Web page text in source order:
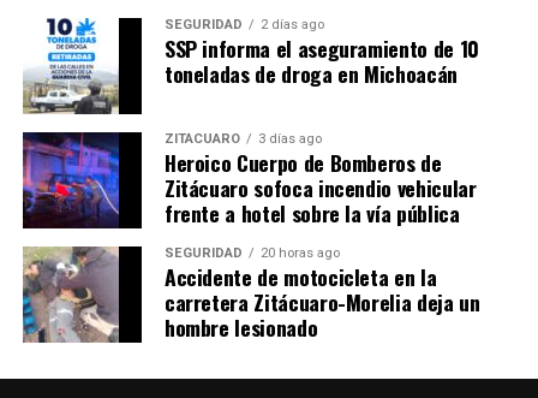
Relacionado
Más de 123 mil Consultas
Nutricionales para Combatir
la Desnutrición Infantil en
Michoacán
22 septiembre, 2024
En "Michoacán"
SSM ofrece control
menores de 10 años
7 noviembre, 2023
En "Michoacán"
SEGURIDAD 2 días ago
SSP informa el aseguramiento de 10
toneladas de droga en Michoacán
ZITÁCUARO 3 días ago
Heroico Cuerpo de Bomberos de
Zitácuaro sofoca incendio vehicular
frente a hotel sobre la vía pública
SEGURIDAD 20 horas ago
Accidente de motocicleta en la
carretera Zitácuaro-Morelia deja un
hombre lesionado